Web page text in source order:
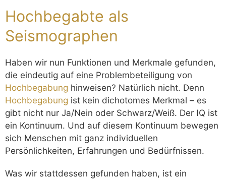
Hochbegabte als
Seismographen
Haben wir nun Funktionen und Merkmale gefunden,
die eindeutig auf eine Problembeteiligung von
Hochbegabung hinweisen? Natürlich nicht. Denn
Hochbegabung ist kein dichotomes Merkmal – es
gibt nicht nur Ja/Nein oder Schwarz/Weiß. Der IQ ist
ein Kontinuum. Und auf diesem Kontinuum bewegen
sich Menschen mit ganz individuellen
Persönlichkeiten, Erfahrungen und Bedürfnissen.
Was wir stattdessen gefunden haben, ist ein